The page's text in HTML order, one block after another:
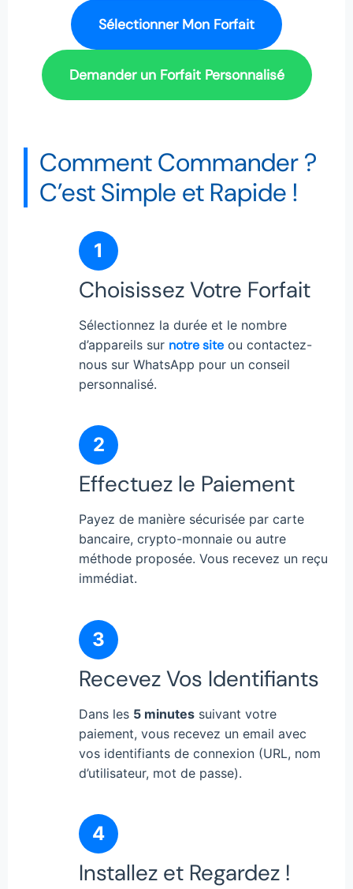
Sélectionner Mon Forfait
Demander un Forfait Personnalisé
Comment Commander ?
C’est Simple et Rapide !
1
Choisissez Votre Forfait
Sélectionnez la durée et le nombre
d’appareils sur notre site ou contactez-
nous sur WhatsApp pour un conseil
personnalisé.
2
Effectuez le Paiement
Payez de manière sécurisée par carte
bancaire, crypto-monnaie ou autre
méthode proposée. Vous recevez un reçu
immédiat.
3
Recevez Vos Identifiants
Dans les 5 minutes suivant votre
paiement, vous recevez un email avec
vos identifiants de connexion (URL, nom
d’utilisateur, mot de passe).
4
Installez et Regardez !